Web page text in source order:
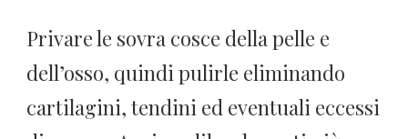
Privare le sovra cosce della pelle e
dell’osso, quindi pulirle eliminando
cartilagini, tendini ed eventuali eccessi